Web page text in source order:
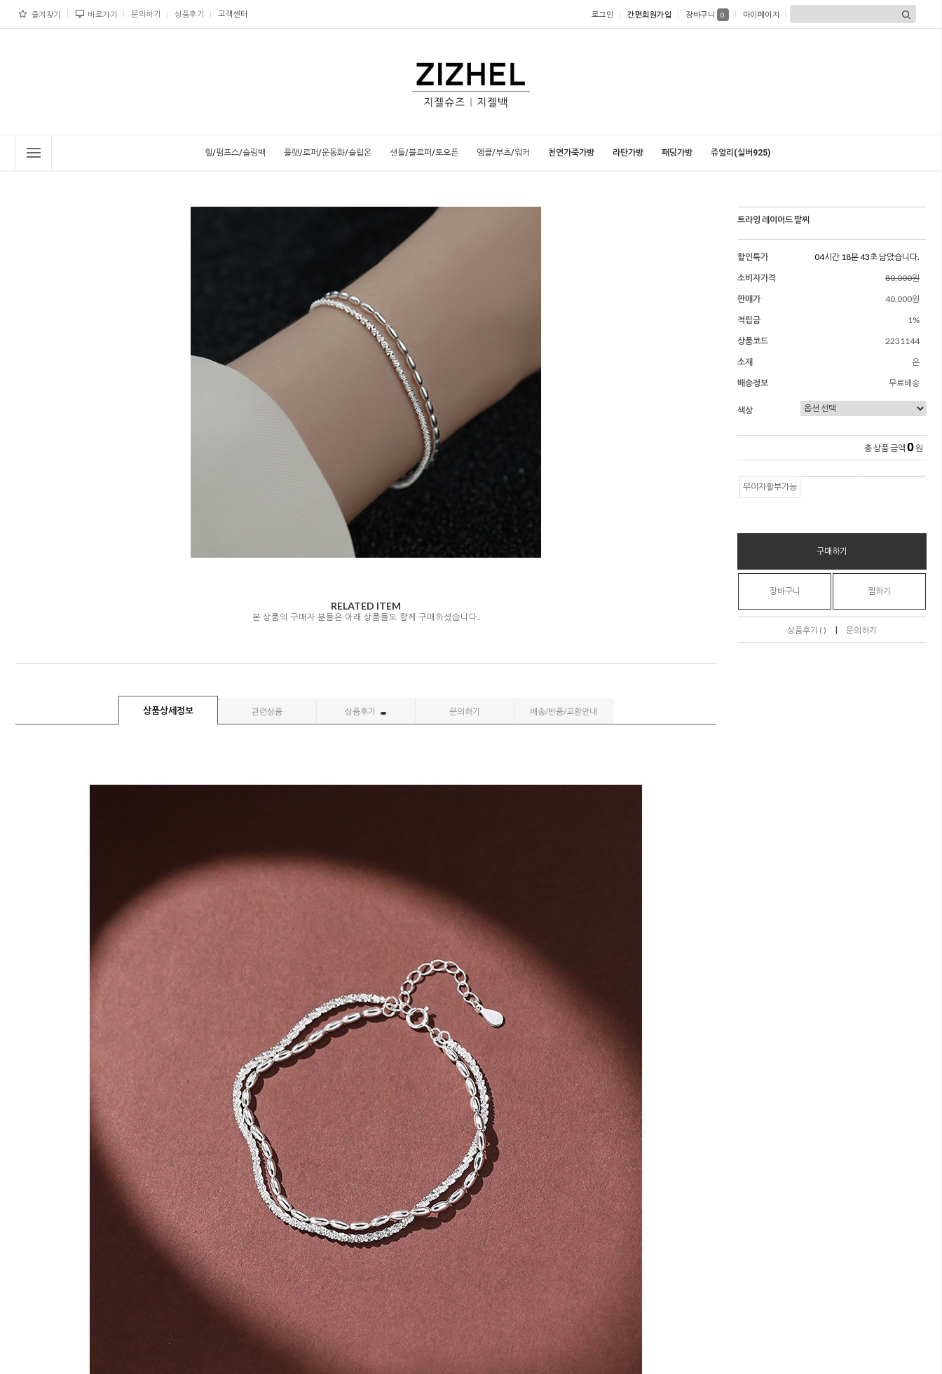
즐겨찾기 바로가기 문의하기 상품후기 고객센터 로그인 간편회원가입 장바구니 0 마이페이지
힐/펌프스/슬링백 플랫/로퍼/운동화/슬립온 샌들/블로퍼/토오픈 앵클/부츠/워커 천연가죽가방 라탄가방 패딩가방 쥬얼리(실버925)
RELATED ITEM
본 상품의 구매자 분들은 아래 상품들도 함께 구매하셨습니다.
상품상세정보 관련상품 상품후기 문의하기 배송/반품/교환안내
트라잉 레이어드 팔찌
할인특가
04시간 18분 41초 남았습니다.
소비자가격
80,000원
판매가
40,000원
적립금
1%
상품코드
2231144
소재
은
배송정보
무료배송
색상
총 상품 금액 0 원
무이자할부가능
구매하기
장바구니 찜하기
상품후기 ( ) | 문의하기